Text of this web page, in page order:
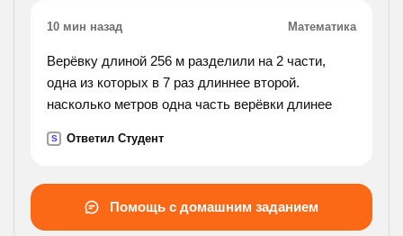
10 мин назад Математика
Верёвку длиной 256 м разделили на 2 части,
одна из которых в 7 раз длиннее второй.
насколько метров одна часть верёвки длинее
S Ответил Студент
Помощь с домашним заданием